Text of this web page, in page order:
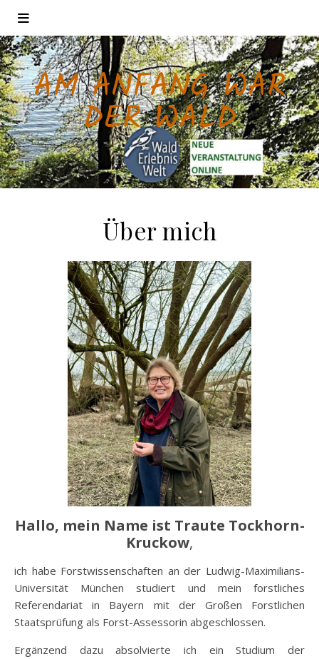
AM ANFANG WAR
DER WALD
Über mich
Hallo, mein Name ist Traute Tockhorn-
Kruckow,
ich habe Forstwissenschaften an der Ludwig-Maximilians-
Universität München studiert und mein forstliches
Referendariat in Bayern mit der Großen Forstlichen
Staatsprüfung als Forst-Assessorin abgeschlossen.
Ergänzend dazu absolvierte ich ein Studium der